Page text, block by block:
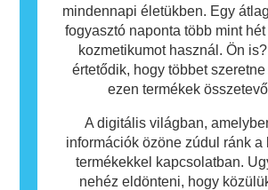
mindennapi életükben. Egy
fogyasztó naponta több mint
kozmetikumot használ. Ön
értetődik, hogy többet
ezen termékek
A digitális világban,
információk özöne zúdul ránk a
termékekkel kapcsolatban.
nehéz eldönteni, hogy